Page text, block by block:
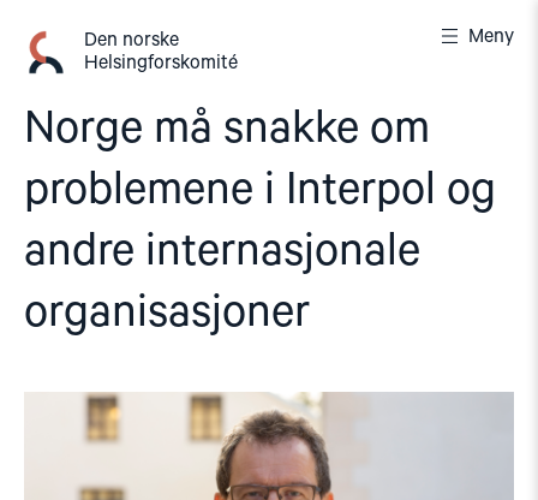
innhold
Den norske
Helsingforskomité
Meny
Norge må snakke om
problemene i Interpol og
andre internasjonale
organisasjoner